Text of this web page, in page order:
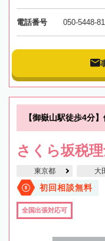
電話番号 050-5448-
【御嶽山駅徒歩4分
さくら坂税
東京都 大
初回相談無料
全国出張対応可